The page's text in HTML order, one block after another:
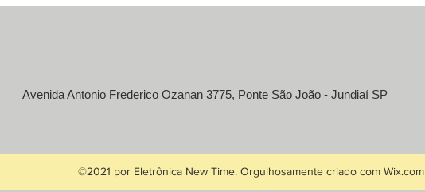
Avenida Antonio Frederico Ozanan 3775, Ponte São João - Jundiaí SP
©2021 por Eletrônica New Time. Orgulhosamente criado com Wix.com